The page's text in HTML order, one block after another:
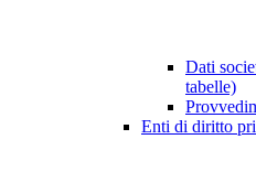
Dati
tabelle)
Enti di diritto